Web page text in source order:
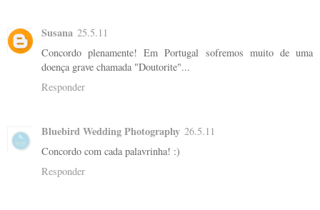
Susana 25.5.11
Concordo plenamente! Em Portugal sofremos muito de uma
doença grave chamada "Doutorite"...
Responder
Bluebird Wedding Photography 26.5.11
Concordo com cada palavrinha! :)
Responder